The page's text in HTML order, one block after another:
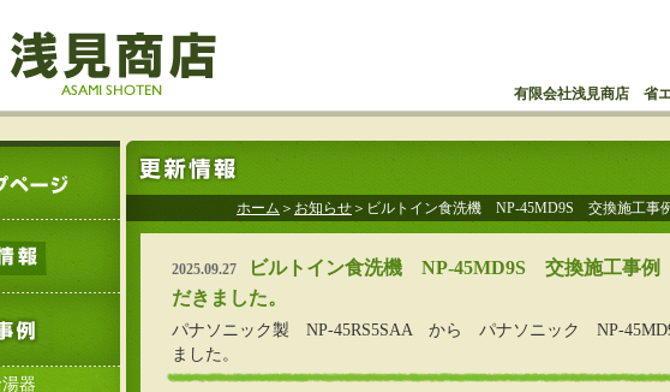
有限会社浅見商店 省
器
ホーム ＞ お知らせ ＞ビルトイン食洗機 NP-45MD9S 交換施工事
2025.09.27
ビルトイン食洗機 NP-45MD9S 交換施工事
だきました。
パナソニック製 NP-45RS5SAA から パナソニック NP-
ました。